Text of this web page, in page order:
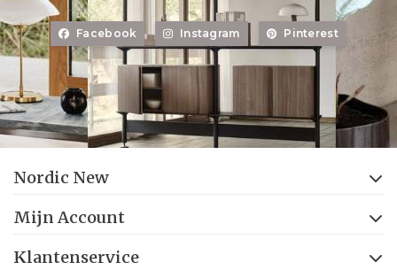
Facebook Instagram Pinterest
Nordic New
Mijn Account
Klantenservice